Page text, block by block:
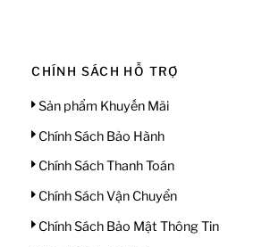
CHÍNH SÁCH HỖ TRỢ
Sản phẩm Khuyến Mãi
Chính Sách Bảo Hành
Chính Sách Thanh Toán
Chính Sách Vận Chuyển
Chính Sách Bảo Mật Thông Tin